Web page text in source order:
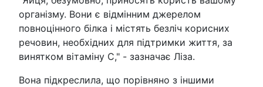
організму. Вони є відмінним джерелом
повноцінного білка і містять безліч корисних
речовин, необхідних для підтримки життя, за
винятком вітаміну С," - зазначає Ліза.
Вона підкреслила, що порівняно з іншими